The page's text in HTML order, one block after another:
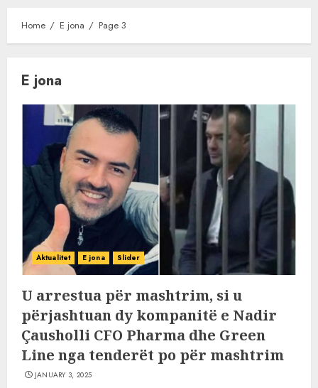
Home E jona Page 3
E jona
Aktualitet E jona Slider
U arrestua për mashtrim, si u
përjashtuan dy kompanitë e Nadir
Çausholli CFO Pharma dhe Green
Line nga tenderët po për mashtrim
JANUARY 3, 2025